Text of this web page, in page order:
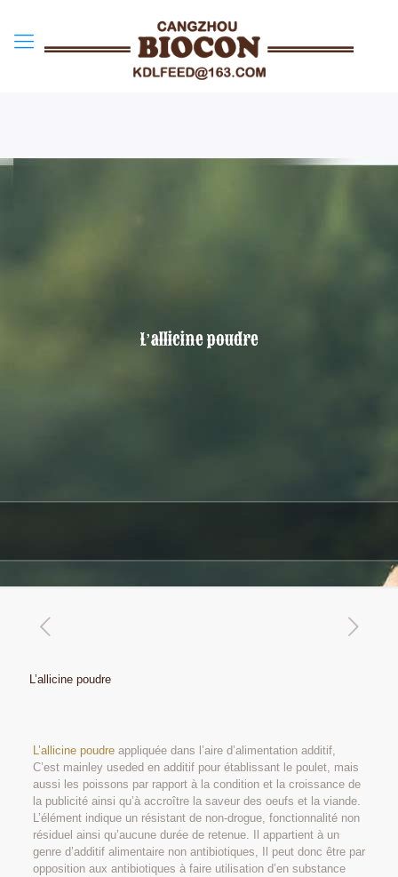
L’allicine poudre
L’allicine poudre
L’allicine poudreappliquée dans l’aire d’alimentation additif,
C’est mainley useded en additif pour établissant le poulet, mais
aussi les poissons par rapport à la condition et la croissance de
la publicité ainsi qu’à accroître la saveur des oeufs et la viande.
L’élément indique un résistant de non-drogue, fonctionnalité non
résiduel ainsi qu’aucune durée de retenue. Il appartient à un
genre d’additif alimentaire non antibiotiques, Il peut donc être par
opposition aux antibiotiques à faire utilisation d’en substance